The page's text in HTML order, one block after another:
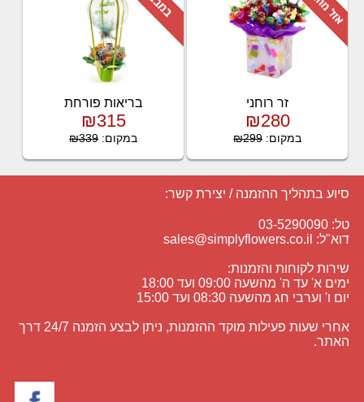
זר רוחני
₪280
במקום:₪299
בריאות פורחת
₪315
במקום:₪339
סיוע בתהליך ההזמנה / יצירת קשר:
טל: 03-5290090
דוא"ל: sales@simplyflowers.co.il
שירות לקוחות והזמנות:
ימים א' עד ה' מהשעה 09:00 ועד 18:00
יום ו' וערבי חג מהשעה 08:30 ועד 15:00
אחרי שעות פעילות מוקד ההזמנות, ניתן לבצע הזמנה 24/7 דרך
האתר.